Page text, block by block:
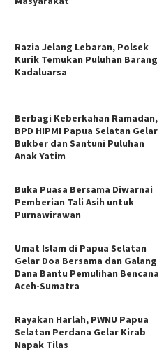
Razia Jelang Lebaran, Polsek
Kurik Temukan Puluhan Barang
Kadaluarsa
Berbagi Keberkahan Ramadan,
BPD HIPMI Papua Selatan Gelar
Bukber dan Santuni Puluhan
Anak Yatim
Buka Puasa Bersama Diwarnai
Pemberian Tali Asih untuk
Purnawirawan
Umat Islam di Papua Selatan
Gelar Doa Bersama dan Galang
Dana Bantu Pemulihan Bencana
Aceh-Sumatra
Rayakan Harlah, PWNU Papua
Selatan Perdana Gelar Kirab
Napak Tilas